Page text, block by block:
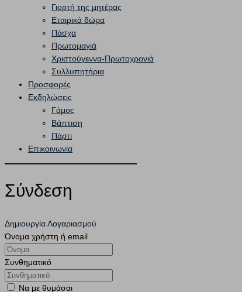
Γιορτή της μητέρας
Εταιρικά δώρα
Πάσχα
Πρωτομαγιά
Χριστούγεννα-Πρωτοχρονιά
Συλλυπητήρια
Προσφορές
Εκδηλώσεις
Γάμος
Βάπτιση
Πάρτι
Επικοινωνία
Σύνδεση
Δημιουργία Λογαριασμού
Όνομα χρήστη ή email
Συνθηματικό
Να με θυμάσαι